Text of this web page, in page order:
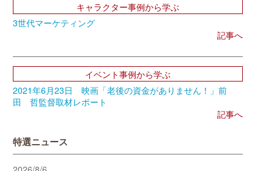
キャラクター事例から学ぶ
3世代マーケティング
記事へ
イベント事例から学ぶ
2021年6月23日 映画「老後の資金がありません！」前
田 哲監督取材レポート
記事へ
特選ニュース